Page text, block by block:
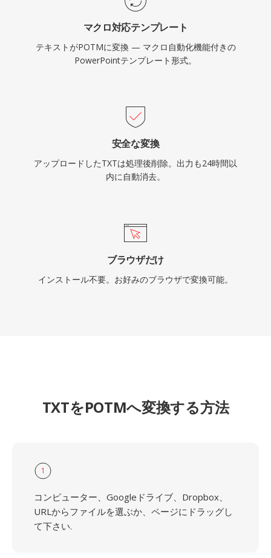
マクロ対応テンプレート
テキストがPOTMに変換 — マクロ自動化機能付きの
PowerPointテンプレート形式。
安全な変換
アップロードしたTXTは処理後削除。出力も24時間以
内に自動消去。
ブラウザだけ
インストール不要。お好みのブラウザで変換可能。
TXTをPOTMへ変換する方法
1
コンピューター、Googleドライブ、Dropbox、
URLからファイルを選ぶか、ページにドラッグし
て下さい.